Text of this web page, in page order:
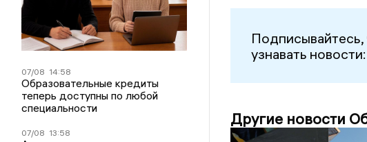
07/08 14:58
Образовательные кредиты
теперь доступны по любой
специальности
07/08 13:58
узнавать новости:
Другие новости